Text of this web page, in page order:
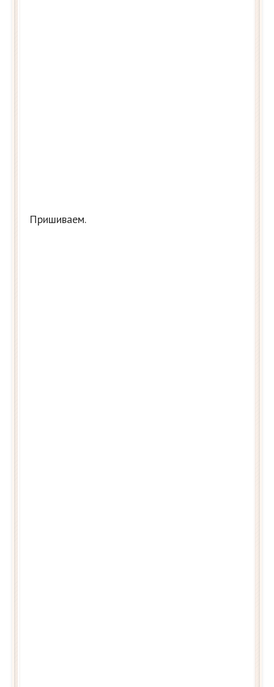
Пришиваем.